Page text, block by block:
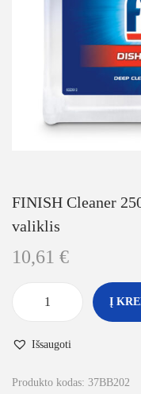
FINISH Cleaner
valiklis
10,61 €
Į
Išsaugoti
Produkto kodas: 37BB202